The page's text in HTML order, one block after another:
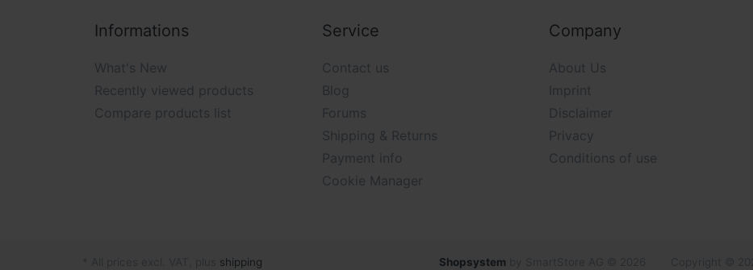
Informations
What's New
Recently viewed products
Compare products list
Service
Contact us
Blog
Forums
Shipping & Returns
Payment info
Cookie Manager
Company
About Us
Imprint
Disclaimer
Privacy
Conditions of use
shipping Shopsystem